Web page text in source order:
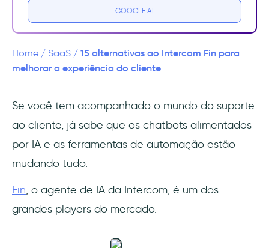
Pontos fracos do Intercom Fin
Mais um bônus
As 15 melhores alternativas ao Intercom Fin
que você pode experimentar
3- Microsoft Copilot
4- IBM Watsonx Assistant
GOOGLE AI
Home / SaaS / 15 alternativas ao Intercom Fin para
melhorar a experiência do cliente
Se você tem acompanhado o mundo do suporte
ao cliente, já sabe que os chatbots alimentados
por IA e as ferramentas de automação estão
mudando tudo.
Fin, o agente de IA da Intercom, é um dos
grandes players do mercado.